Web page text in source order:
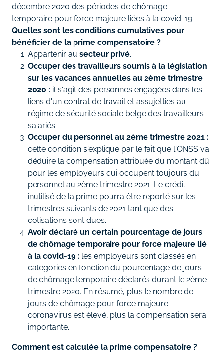
décembre 2020 des périodes de chômage
temporaire pour force majeure liées à la covid-19.
Quelles sont les conditions cumulatives pour
bénéficier de la prime compensatoire ?
Appartenir au secteur privé.
Occuper des travailleurs soumis à la législation
sur les vacances annuelles au 2ème trimestre
2020 : il s'agit des personnes engagées dans les
liens d'un contrat de travail et assujetties au
régime de sécurité sociale belge des travailleurs
salariés.
Occuper du personnel au 2ème trimestre 2021 :
cette condition s'explique par le fait que l'ONSS va
déduire la compensation attribuée du montant dû
pour les employeurs qui occupent toujours du
personnel au 2ème trimestre 2021. Le crédit
inutilisé de la prime pourra être reporté sur les
trimestres suivants de 2021 tant que des
cotisations sont dues.
Avoir déclaré un certain pourcentage de jours
de chômage temporaire pour force majeure lié
à la covid-19 : les employeurs sont classés en
catégories en fonction du pourcentage de jours
de chômage temporaire déclarés durant le 2ème
trimestre 2020. En résumé, plus le nombre de
jours de chômage pour force majeure
coronavirus est élevé, plus la compensation sera
importante.
Comment est calculée la prime compensatoire ?